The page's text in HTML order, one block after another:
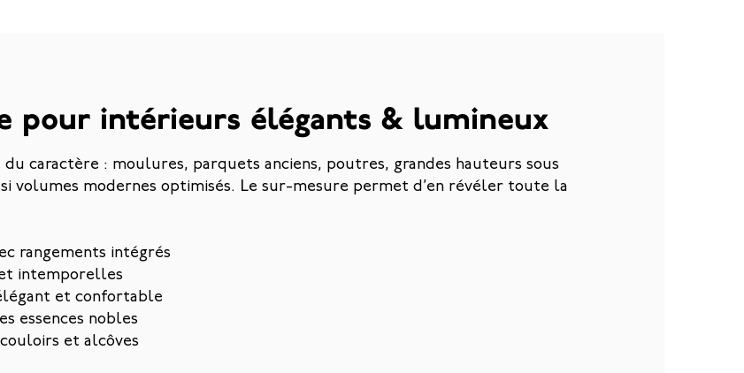
pour intérieurs élégants & lumineux
caractère : moulures, parquets anciens, poutres, grandes hauteurs sous
volumes modernes optimisés. Le sur-mesure permet d’en révéler toute la
rangements intégrés
intemporelles
et confortable
essences nobles
et alcôves